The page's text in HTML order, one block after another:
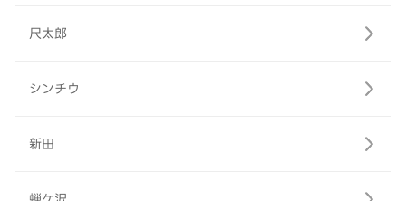
尺太郎
シンチウ
新田